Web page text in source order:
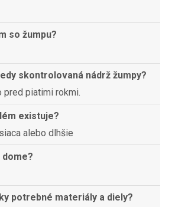
so žumpu?
skontrolovaná nádrž žumpy?
pred piatimi rokmi.
existuje?
alebo dlhšie
potrebné materiály a diely?